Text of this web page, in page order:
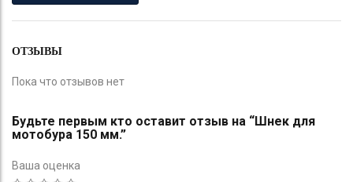
ОТЗЫВЫ
Пока что отзывов нет
Будьте первым кто оставит отзыв на “Шнек для
мотобура 150 мм.”
Ваша оценка